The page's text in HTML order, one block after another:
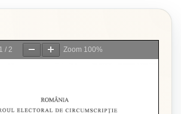
1 /2 Zoom 100%